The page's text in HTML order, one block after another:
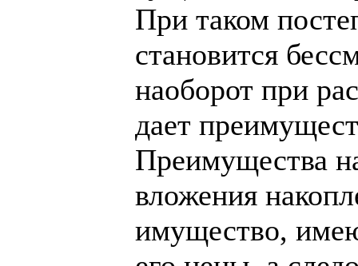
При таком
становится
наоборот при
дает
Преимущества
вложения
имущество,